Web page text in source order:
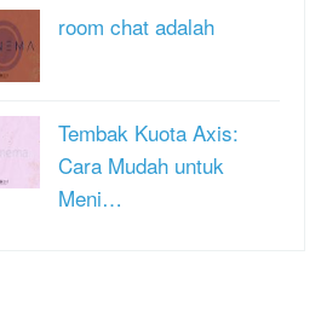
room chat adalah
Tembak Kuota Axis:
Cara Mudah untuk
Meni…